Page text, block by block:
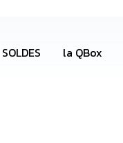
SOLDES la QBox